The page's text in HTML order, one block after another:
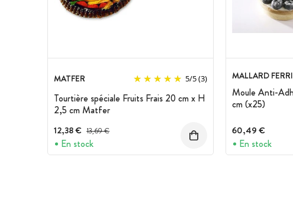
MATFER 5/5(3)
Tourtière spéciale Fruits Frais 20 cm x H
2,5 cm Matfer
12,38 € Prix avant réduction :
13,69 €
En stock
MALLARD
Moule Anti-
cm (x25)
60,49 €
En stock